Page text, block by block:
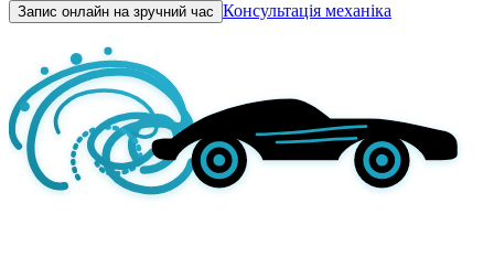
Запис онлайн на зручний час Консультація механіка